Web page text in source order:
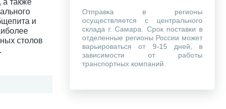
а также
и
столов
Отправка в регионы
осуществляется с центрального
склада г. Самара. Срок поставки в
отделенные регионы России может
варьироваться от 9-15 дней, в
зависимости от работы
транспортных компаний.